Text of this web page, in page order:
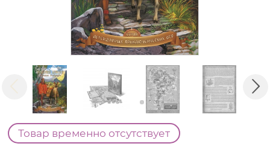
Товар временно отсутствует